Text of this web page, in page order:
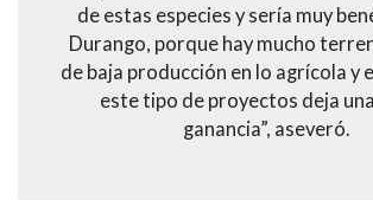
de estas especies y sería muy
Durango, porque hay mucho
de baja producción en lo agrícola y
este tipo de proyectos deja
ganancia”, aseveró.